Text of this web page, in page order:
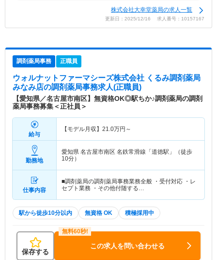
株式会社大幸堂薬局の求人一覧
更新日：2025/12/16 求人番号：10157167
調剤薬局事務 正職員
ウォルナットファーマシーズ株式会社 くるみ調剤薬局
みなみ店の調剤薬局事務求人(正職員)
【愛知県／名古屋市南区】無資格OK◎駅ちか♪調剤薬局の調剤
薬局事務募集＜正社員＞
給与
【モデル月収】 21.0万円～
勤務地
愛知県 名古屋市南区 名鉄常滑線「道徳駅」（徒歩
10分）
仕事内容
■調剤薬局の調剤薬局事務業務全般 ・受付対応 ・レ
セプト業務 ・その他付随する…
駅から徒歩10分以内 無資格 OK 積極採用中
保存する
この求人を問い合わせる